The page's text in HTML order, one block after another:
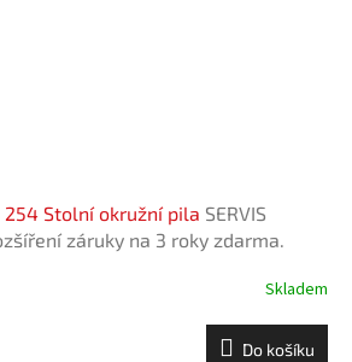
254 Stolní okružní pila SERVIS
záruky na 3 roky zdarma.
Skladem
Do košíku